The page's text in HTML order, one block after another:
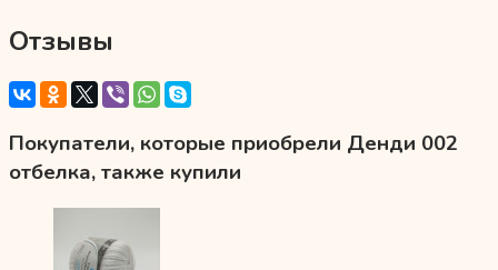
Отзывы
Покупатели, которые приобрели Денди 002
отбелка, также купили